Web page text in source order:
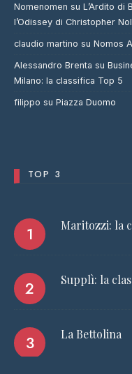
Nomenomen su L’Ardito di
l’Odissey di Christopher
claudio martino su Nomos
Alessandro Brenta su
Milano: la classifica Top 5
filippo su Piazza Duomo
TOP 3
Maritozzi: la
Supplì: la
La Bettolina